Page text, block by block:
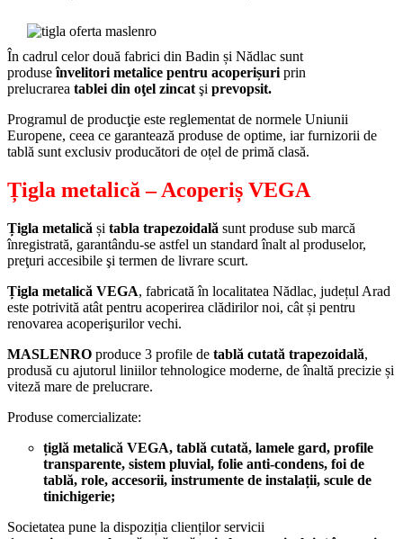
În cadrul celor două fabrici din Badin și Nădlac sunt
produseînvelitori metalice pentru acoperișuri prin
prelucrarea tablei din oţel zincat şi prevopsit.
Programul de producţie este reglementat de normele Uniunii
Europene, ceea ce garantează produse de optime, iar furnizorii de
tablă sunt exclusiv producători de oțel de primă clasă.
Țigla metalică – Acoperiș VEGA
Țigla metalică și tabla trapezoidală sunt produse sub marcă
înregistrată, garantându-se astfel un standard înalt al produselor,
preţuri accesibile şi termen de livrare scurt.
Țigla metalică VEGA, fabricată în localitatea Nădlac, județul Arad
este potrivită atât pentru acoperirea clădirilor noi, cât și pentru
renovarea acoperişurilor vechi.
MASLENRO produce 3 profile de tablă cutată trapezoidală,
produsă cu ajutorul liniilor tehnologice moderne, de înaltă precizie și
viteză mare de prelucrare.
Produse comercializate:
țiglă metalică VEGA, tablă cutată, lamele gard, profile
transparente, sistem pluvial, folie anti-condens, foi de
tablă, role, accesorii, instrumente de instalații, scule de
tinichigerie;
Societatea pune la dispoziția clienților servicii